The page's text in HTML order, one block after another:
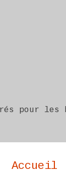
pour
Accueil